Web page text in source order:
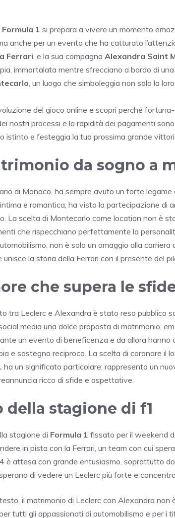
Formula 1 si prepara a vivere un momento
anche per un evento che ha catturato
Ferrari , e la sua compagna Alexandra Saint
immortalata mentre sfrecciano a bordo di
, un luogo che simboleggia non solo la
del gioco online e scopri perché
nostri processi e la rapidità dei pagamenti
istinto e festeggia la tua prossima grande
da sogno a
di Monaco, ha sempre avuto un forte
e romantica, ha visto la partecipazione di
La scelta di Montecarlo come location non è
che rispecchiano perfettamente la
non è solo un omaggio alla
la storia della Ferrari con il presente del
che supera le
tra Leclerc e Alexandra è stato reso pubblico
media una dolce proposta di matrimonio,
un evento di beneficenza e da allora
e sostegno reciproco. La scelta di coronare il
ha un significato particolare: rappresenta un
ricco di sfide e aspettative.
della stagione di f1
stagione di Formula 1 fissato per il weekend
in pista con la Ferrari, un team con cui
è attesa con grande entusiasmo, soprattutto
di vedere un Leclerc più forte e
il matrimonio di Leclerc con Alexandra
tutti gli appassionati di automobilismo e per i